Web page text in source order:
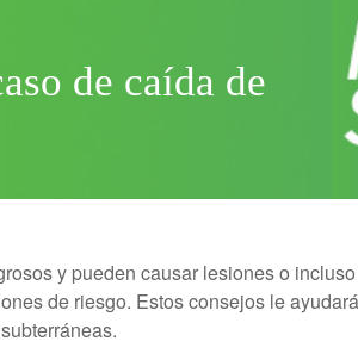
de caída de
y pueden causar lesiones o
de riesgo. Estos consejos le